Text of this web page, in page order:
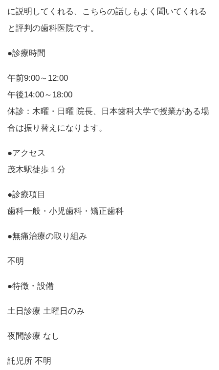
に説明してくれる、こちらの話しもよく聞いてくれる
と評判の歯科医院です。
●診療時間
午前9:00～12:00
午後14:00～18:00
休診：木曜・日曜 院長、日本歯科大学で授業がある場
合は振り替えになります。
●アクセス
茂木駅徒歩１分
●診療項目
歯科一般・小児歯科・矯正歯科
●無痛治療の取り組み
不明
●特徴・設備
土日診療 土曜日のみ
夜間診療 なし
託児所 不明